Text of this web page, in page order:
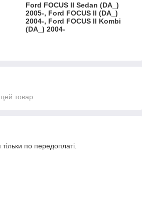
Ford FOCUS II Sedan (DA_)
2005-, Ford FOCUS II (DA_)
2004-, Ford FOCUS II Kombi
(DA_) 2004-
товар
по передоплаті.